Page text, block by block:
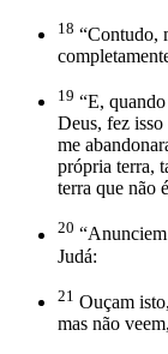
18 “Contudo,
19 “E,
Deus, fez
me
própria terra,
terra que não
20
Judá:
21 Ouçam
mas não